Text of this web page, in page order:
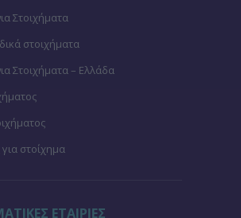
Στοιχήματα
στοιχήματα
Στοιχήματα – Ελλάδα
στοίχημα
ΕΤΑΙΡΙΕΣ